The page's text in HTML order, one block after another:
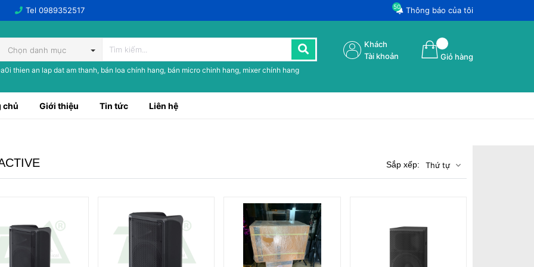
Tel 0989352517 Thông báo của tôi
50
Chọn danh mục
thien an lap dat am thanh, bán loa chính hang, bán micro chinh hang, mixer chính hang
Giỏ hàng
Khách
Tài khoản
chủ Giới thiệu Tin tức Liên hệ
Sắp xếp: Thứ tự